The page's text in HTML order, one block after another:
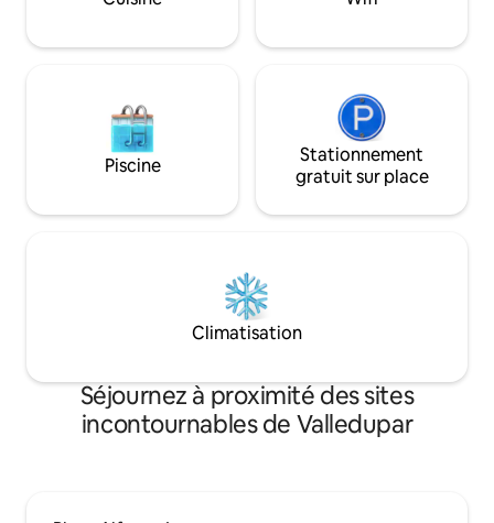
confort et de style !
lieux historiques.
Piscine
Stationnement
gratuit sur place
Climatisation
Séjournez à proximité des sites
incontournables de Valledupar